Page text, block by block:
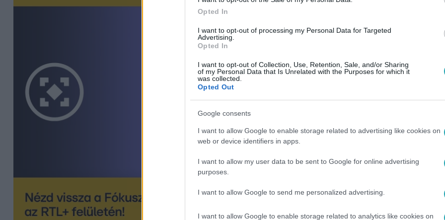
Opted In
I want to opt-out of processing my Personal Data for Targeted
Advertising.
Opted In
I want to opt-out of Collection, Use, Retention, Sale, and/or Sharing
of my Personal Data that Is Unrelated with the Purposes for which it
was collected.
Opted Out
Google consents
I want to allow Google to enable storage related to advertising like cookies on
web or device identifiers in apps.
I want to allow my user data to be sent to Google for online advertising
purposes.
I want to allow Google to send me personalized advertising.
I want to allow Google to enable storage related to analytics like cookies on